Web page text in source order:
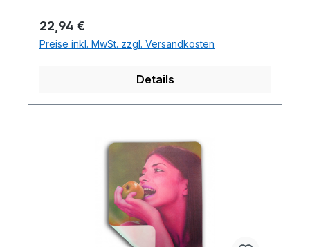
Regulärer Preis:
22,94 €
Preise inkl. MwSt. zzgl. Versandkosten
Details